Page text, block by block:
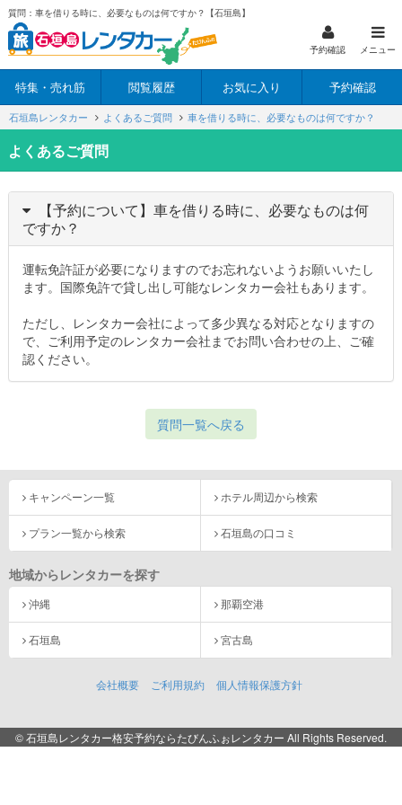
質問：車を借りる時に、必要なものは何ですか？【石垣島】
予約確認 メニュー
特集・売れ筋 閲覧履歴 お気に入り 予約確認
石垣島レンタカー よくあるご質問 車を借りる時に、必要なものは何ですか？
よくあるご質問
【予約について】車を借りる時に、必要なものは何
ですか？
運転免許証が必要になりますのでお忘れないようお願いいたし
ます。国際免許で貸し出し可能なレンタカー会社もあります。
ただし、レンタカー会社によって多少異なる対応となりますの
で、ご利用予定のレンタカー会社までお問い合わせの上、ご確
認ください。
質問一覧へ戻る
キャンペーン一覧 ホテル周辺から検索
プラン一覧から検索 石垣島の口コミ
地域からレンタカーを探す
沖縄 那覇空港
石垣島 宮古島
会社概要 ご利用規約 個人情報保護方針
© 石垣島レンタカー格安予約ならたびんふぉレンタカー All Rights Reserved.